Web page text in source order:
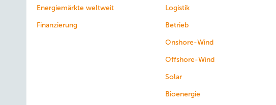
Energiemärkte weltweit
Finanzierung
Logistik
Betrieb
Onshore-Wind
Offshore-Wind
Solar
Bioenergie